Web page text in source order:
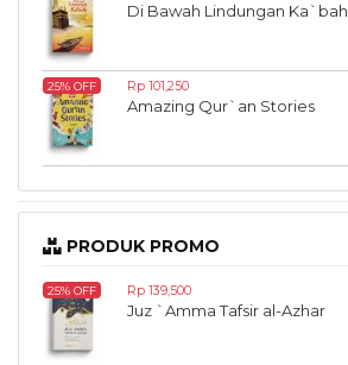
Di Bawah Lindungan Ka`bah
25% OFF Rp 101,250
Amazing Qur`an Stories
PRODUK PROMO
25% OFF Rp 139,500
Juz `Amma Tafsir al-Azhar